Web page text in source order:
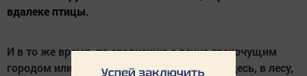
вдалеке птицы.
И в то же время, по сравнению с вечно грохочущим
городом или даже гудящим райцентром, здесь, в лесу,